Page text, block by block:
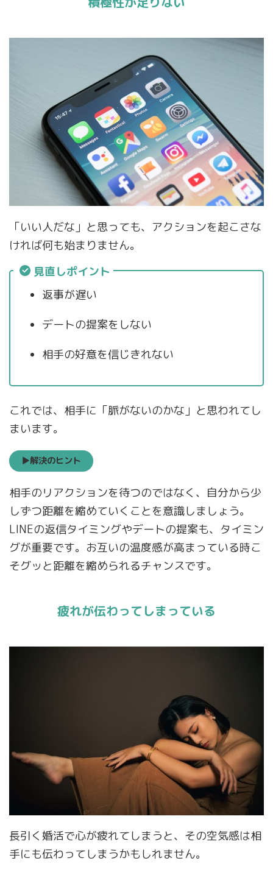
「いい人だな」と思っても、アクションを起こさな
ければ何も始まりません。
見直しポイント
返事が遅い
デートの提案をしない
相手の好意を信じきれない
これでは、相手に「脈がないのかな」と思われてし
まいます。
▶解決のヒント
相手のリアクションを待つのではなく、自分から少
しずつ距離を縮めていくことを意識しましょう。
LINEの返信タイミングやデートの提案も、タイミン
グが重要です。お互いの温度感が高まっている時こ
そグッと距離を縮められるチャンスです。
疲れが伝わってしまっている
長引く婚活で心が疲れてしまうと、その空気感は相
手にも伝わってしまうかもしれません。